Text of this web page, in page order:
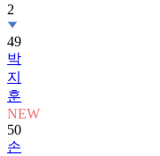
2
49
박
지
훈
NEW
50
손